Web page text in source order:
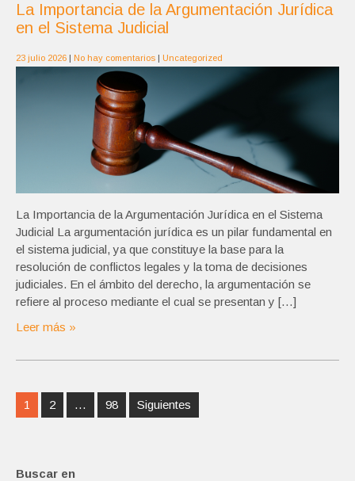
La Importancia de la Argumentación Jurídica
en el Sistema Judicial
23 julio 2026 No hay comentarios Uncategorized
La Importancia de la Argumentación Jurídica en el Sistema
Judicial La argumentación jurídica es un pilar fundamental en
el sistema judicial, ya que constituye la base para la
resolución de conflictos legales y la toma de decisiones
judiciales. En el ámbito del derecho, la argumentación se
refiere al proceso mediante el cual se presentan y […]
Leer más »
Navegación
de
1 2 … 98 Siguientes
Buscar en